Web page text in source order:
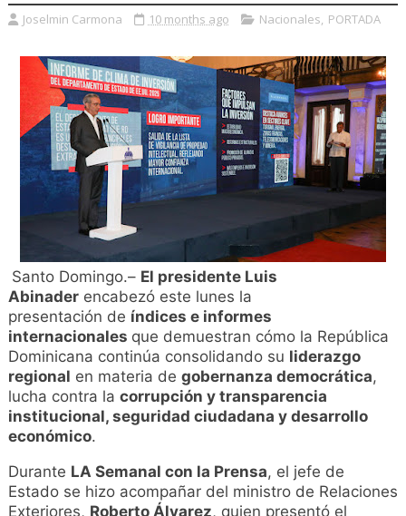
Joselmin Carmona 10 months ago Nacionales, PORTADA
Santo Domingo.– El presidente Luis
Abinaderencabezó este lunes la
presentación de índices e informes
internacionales que demuestran cómo la República
Dominicana continúa consolidando su liderazgo
regional en materia de gobernanza democrática,
lucha contra la corrupción y transparencia
institucional, seguridad ciudadana y desarrollo
económico.
Durante LA Semanal con la Prensa, el jefe de
Estado se hizo acompañar del ministro de Relaciones
Exteriores, Roberto Álvarez, quien presentó el